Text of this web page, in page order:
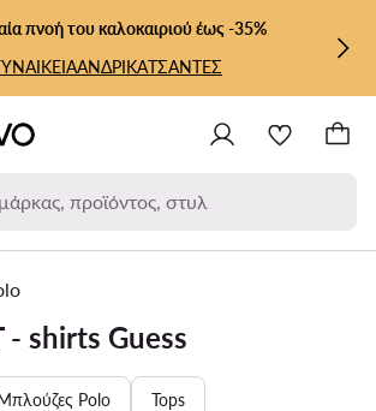
ΚΎΡΙΟ ΠΕΡΙΕΧΌΜΕΝΟ
ΑΝΑΖΉΤΗΣΗ
πνοή του καλοκαιριού έως -35%
ΑΝΔΡΙΚΑΤΣΑΝΤΕΣ
προϊόντος, στυλ
- shirts Guess
Polo Tops